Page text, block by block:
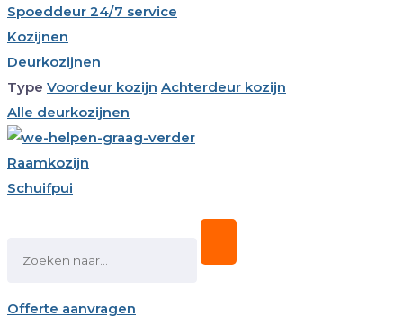
Spoeddeur 24/7 service
Kozijnen
Deurkozijnen
Type Voordeur kozijn Achterdeur kozijn
Alle deurkozijnen
Raamkozijn
Schuifpui
Offerte aanvragen